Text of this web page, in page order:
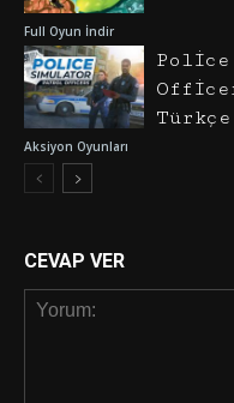
Full Oyun İndir
Aksiyon Oyunları
Türkçe
CEVAP VER